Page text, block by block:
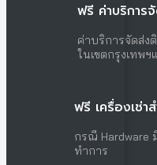
ฟรี ค่าบริการ
ค่าบริการจัดส่ง
ในเขตกรุงเทพ
ฟรี เครื่องเช่า
กรณี Hardware
ทำการ